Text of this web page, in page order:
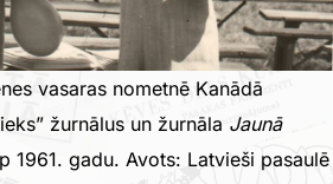
vasaras nometnē Kanādā
žurnālus un žurnāla Jaunā
1961. gadu. Avots: Latvieši pasaulē